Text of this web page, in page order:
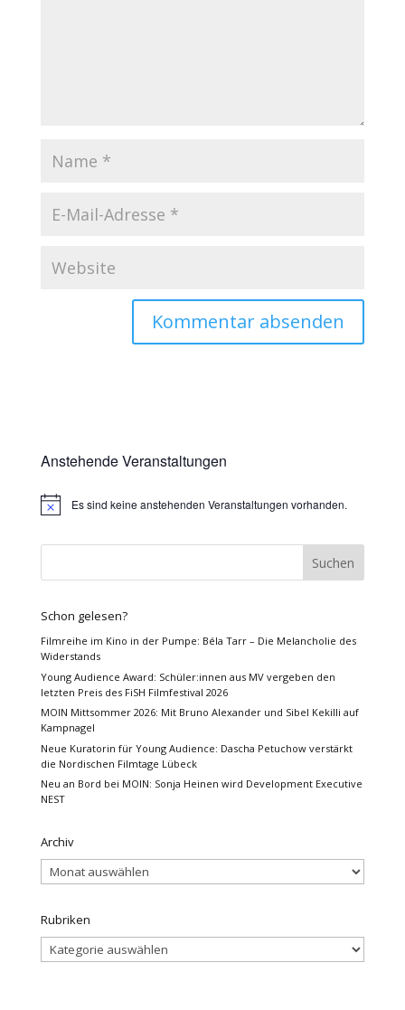
Anstehende Veranstaltungen
HinweisEs sind keine anstehenden Veranstaltungen vorhanden.
Schon gelesen?
Filmreihe im Kino in der Pumpe: Béla Tarr – Die Melancholie des
Widerstands
Young Audience Award: Schüler:innen aus MV vergeben den
letzten Preis des FiSH Filmfestival 2026
MOIN Mittsommer 2026: Mit Bruno Alexander und Sibel Kekilli auf
Kampnagel
Neue Kuratorin für Young Audience: Dascha Petuchow verstärkt
die Nordischen Filmtage Lübeck
Neu an Bord bei MOIN: Sonja Heinen wird Development Executive
NEST
Archiv
Archiv
Rubriken
Rubriken